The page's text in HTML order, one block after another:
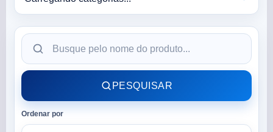
PESQUISAR
Ordenar por